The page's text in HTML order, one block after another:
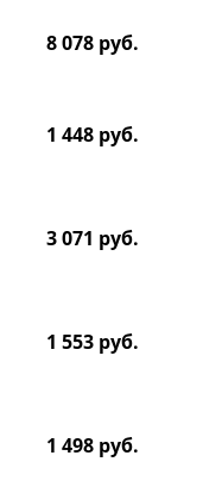
8 078 руб.
1 448 руб.
3 071 руб.
1 553 руб.
1 498 руб.